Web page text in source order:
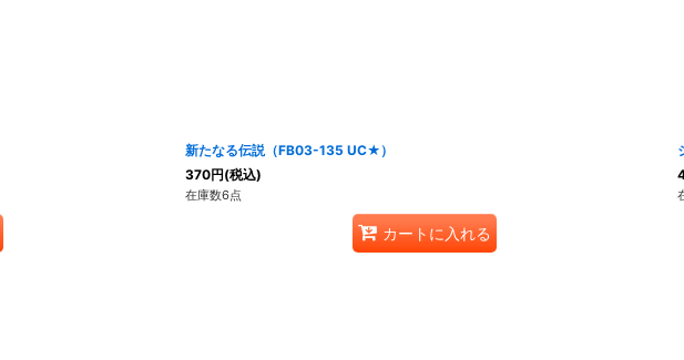
新たなる伝説（FB03-135 UC★）
370円(税込)
在庫数6点
カートに入れる